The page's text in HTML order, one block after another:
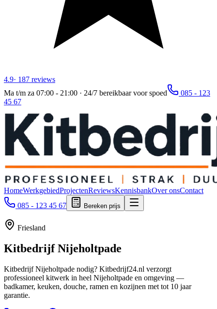
4.9· 187 reviews
Ma t/m za 07:00 - 21:00 · 24/7 bereikbaar voor spoed
085 - 123
45 67
HomeWerkgebiedProjectenReviewsKennisbankOver onsContact
085 - 123 45 67
Bereken prijs
Friesland
KitbedrijfNijeholtpade
Kitbedrijf Nijeholtpade nodig? Kitbedrijf24.nl verzorgt
professioneel kitwerk in heel Nijeholtpade en omgeving —
badkamer, keuken, douche, ramen en kozijnen met tot 10 jaar
garantie.